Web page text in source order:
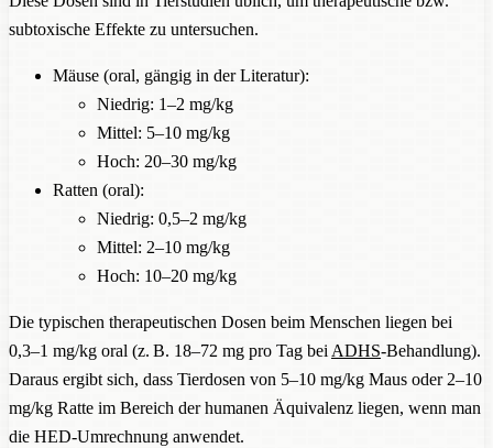
subtoxische Effekte zu untersuchen.
Mäuse (oral, gängig in der Literatur):
Niedrig: 1–2 mg/kg
Mittel: 5–10 mg/kg
Hoch: 20–30 mg/kg
Ratten (oral):
Niedrig: 0,5–2 mg/kg
Mittel: 2–10 mg/kg
Hoch: 10–20 mg/kg
Die typischen therapeutischen Dosen beim Menschen liegen bei
0,3–1 mg/kg oral (z. B. 18–72 mg pro Tag bei ADHS-Behandlung).
Daraus ergibt sich, dass Tierdosen von 5–10 mg/kg Maus oder 2–10
mg/kg Ratte im Bereich der humanen Äquivalenz liegen, wenn man
die HED-Umrechnung anwendet.